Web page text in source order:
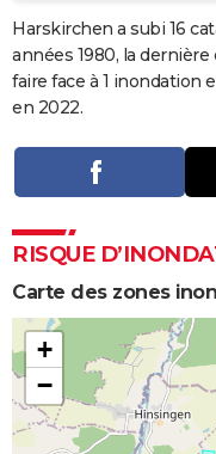
Dictionnaire
Biographies
Citations
Expressions
Proverbes
PROGRAMME TV
COPAINS D'AVANT
Bricolage
Lifestyle
Culture
Sport
Auto
Television
Voyage
Cinema
Harskirchen a subi 16
années 1980, la
faire face à 1 inondation
en 2022.
RISQUE
Carte des zones
+
−